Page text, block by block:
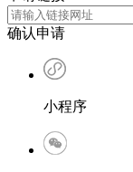
确认申请
小程序